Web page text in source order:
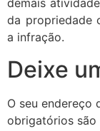
demais
da propriedade
a infração.
Deixe
O seu endereço
obrigatórios são